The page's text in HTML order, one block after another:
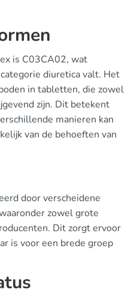
is C03CA02, wat
diuretica valt. Het
in tabletten, die zowel
zijn. Dit betekent
manieren kan
van de behoeften van
door verscheidene
zowel grote
Dit zorgt ervoor
is voor een brede groep